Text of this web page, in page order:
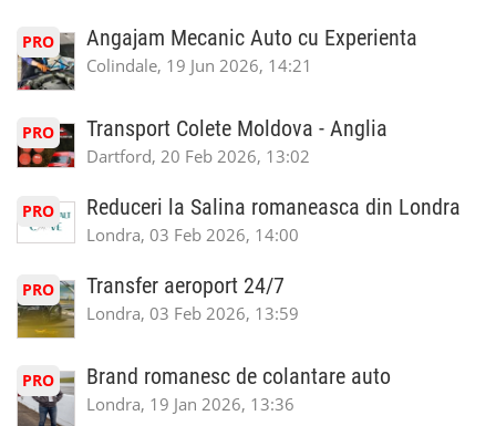
PRO Angajam Mecanic Auto cu Experienta
Colindale, 19 Jun 2026, 14:21
PRO Transport Colete Moldova - Anglia
Dartford, 20 Feb 2026, 13:02
PRO Reduceri la Salina romaneasca din Londra
Londra, 03 Feb 2026, 14:00
PRO Transfer aeroport 24/7
Londra, 03 Feb 2026, 13:59
PRO Brand romanesc de colantare auto
Londra, 19 Jan 2026, 13:36